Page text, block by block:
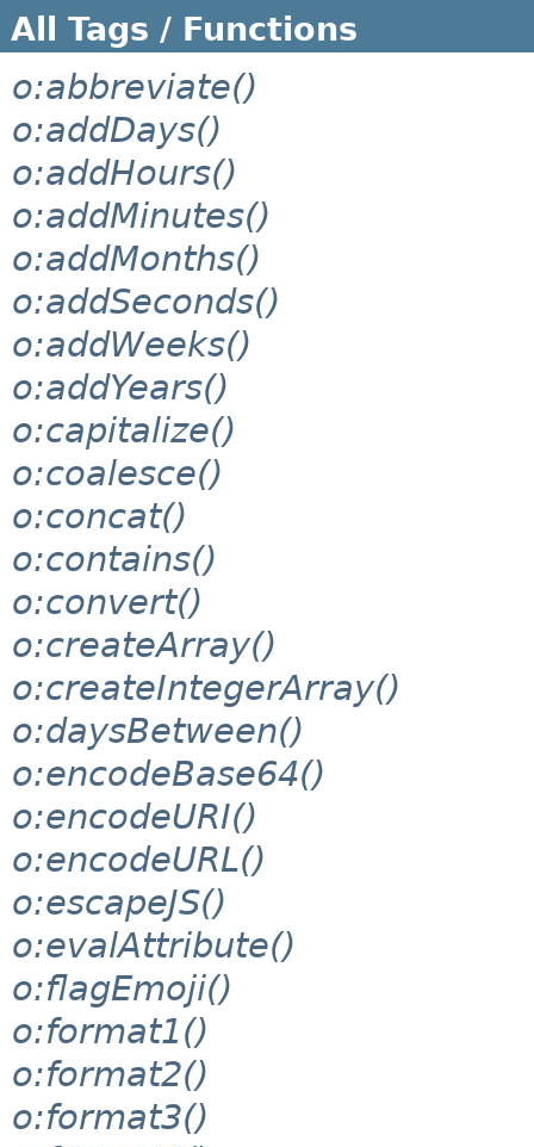
All Tags / Functions
o:abbreviate()
o:addDays()
o:addHours()
o:addMinutes()
o:addMonths()
o:addSeconds()
o:addWeeks()
o:addYears()
o:capitalize()
o:coalesce()
o:concat()
o:contains()
o:convert()
o:createArray()
o:createIntegerArray()
o:daysBetween()
o:encodeBase64()
o:encodeURI()
o:encodeURL()
o:escapeJS()
o:evalAttribute()
o:flagEmoji()
o:format1()
o:format2()
o:format3()